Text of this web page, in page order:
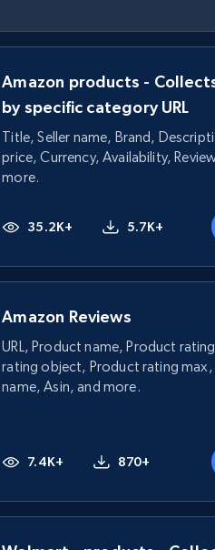
Amazon products -
by specific category URL
Title, Seller name, Brand,
price, Currency, Availability,
more.
35.2K+ 5.7K+
Amazon Reviews
URL, Product name, Product
rating object, Product rating
name, Asin, and more.
7.4K+ 870+